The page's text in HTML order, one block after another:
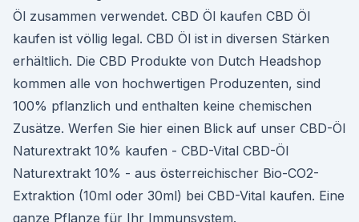
Öl zusammen verwendet. CBD Öl kaufen CBD Öl
kaufen ist völlig legal. CBD Öl ist in diversen Stärken
erhältlich. Die CBD Produkte von Dutch Headshop
kommen alle von hochwertigen Produzenten, sind
100% pflanzlich und enthalten keine chemischen
Zusätze. Werfen Sie hier einen Blick auf unser CBD-Öl
Naturextrakt 10% kaufen - CBD-Vital CBD-Öl
Naturextrakt 10% - aus österreichischer Bio-CO2-
Extraktion (10ml oder 30ml) bei CBD-Vital kaufen. Eine
ganze Pflanze für Ihr Immunsystem.